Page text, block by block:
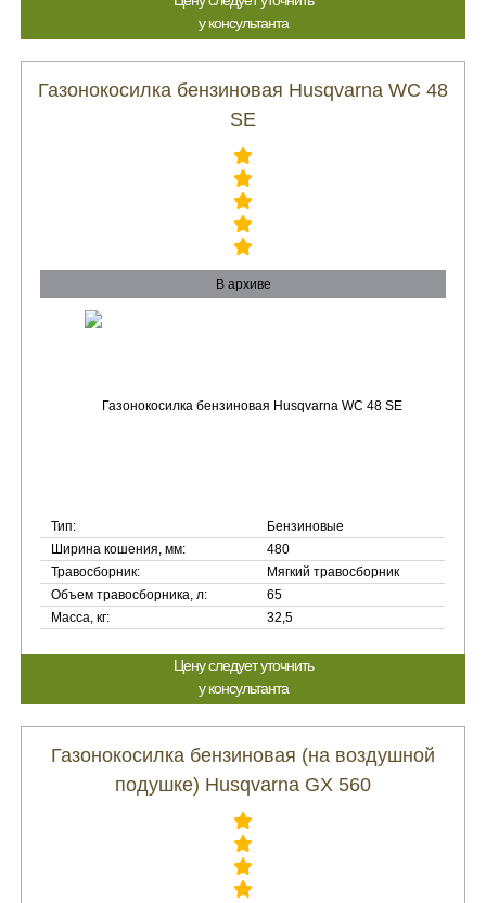
у консультанта
Газонокосилка бензиновая Husqvarna WC 48
SE
В архиве
Тип:
Бензиновые
Ширина кошения, мм:
480
Травосборник:
Мягкий травосборник
Объем травосборника, л:
65
Масса, кг:
32,5
Цену следует уточнить
у консультанта
Газонокосилка бензиновая (на воздушной
подушке) Husqvarna GX 560